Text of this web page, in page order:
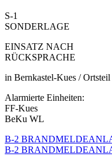
S-1
SONDERLAGE
EINSATZ NACH
RÜCKSPRACHE
in Bernkastel-Kues /
Alarmierte Einheiten:
FF-Kues
BeKu WL
B-2
B-2